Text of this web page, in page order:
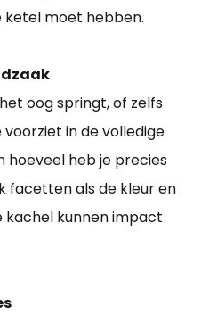
moet hebben.
oog springt, of zelfs
in de volledige
hoeveel heb je precies
facetten als de kleur en
kachel kunnen impact